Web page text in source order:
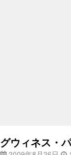
グウィネス・